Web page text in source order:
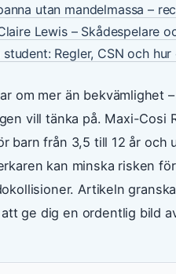
utan mandelmassa –
Lewis – Skådespelare
Regler, CSN och
om mer än bekvämlighet
vill tänka på. Maxi-Cosi
barn från 3,5 till 12 år och
kan minska risken
Artikeln
ge dig en ordentlig bild